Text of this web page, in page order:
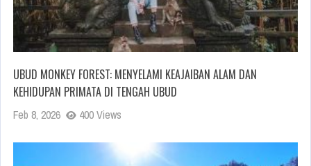
UBUD MONKEY FOREST: MENYELAMI KEAJAIBAN ALAM DAN
KEHIDUPAN PRIMATA DI TENGAH UBUD
Feb 8, 2026 400 Views